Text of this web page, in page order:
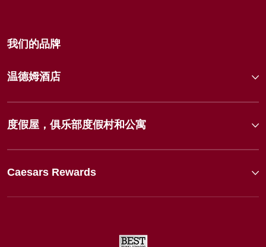
我们的品牌
温德姆酒店
度假屋，俱乐部度假村和公寓
Caesars Rewards